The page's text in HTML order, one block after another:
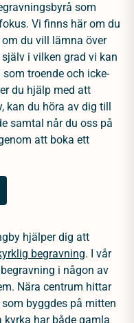
som
Vi finns här om du
du vill lämna över
i vilken grad vi kan
troende och icke-
du hjälp med att
kan du höra av dig till
samtal når du oss på
att boka ett
hjälper dig att
begravning. I vår
i någon av
Nära centrum hittar
byggdes på mitten
kyrka har både gamla